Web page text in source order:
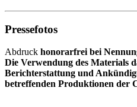
Pressefotos
Abdruck honorarfrei bei
Die Verwendung des Materials
Berichterstattung und
betreffenden Produktionen der